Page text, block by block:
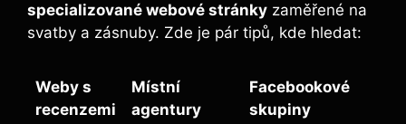
specializované webové stránky zaměřené na
svatby a zásnuby. Zde je pár tipů, kde hledat:
Weby s
recenzemi
Místní
agentury
Facebookové
skupiny